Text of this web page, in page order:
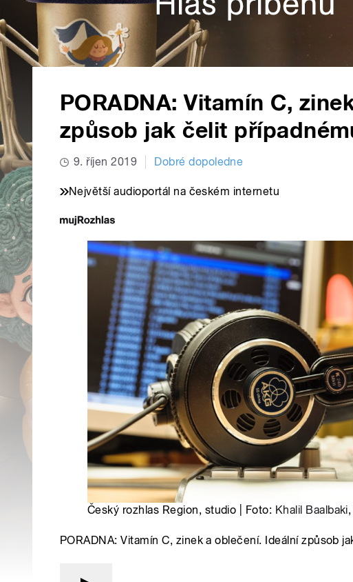
PORADNA: Vitamín C,
způsob jak čelit
9. říjen 2019 Dobré dopoledne
Největší audioportál na českém internetu
Český rozhlas Region, studio | Foto: Khalil Baalbaki
PORADNA: Vitamín C, zinek a oblečení. Ideální způsob